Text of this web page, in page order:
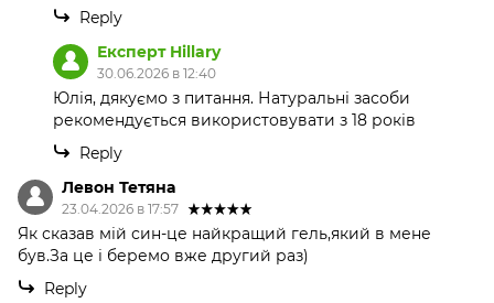
Reply
Експерт Hillary
30.06.2026 в 12:40
Юлія, дякуємо з питання. Натуральні засоби
рекомендується використовувати з 18 років
Reply
Левон Тетяна
23.04.2026 в 17:57
Як сказав мій син-це найкращий гель,який в мене
був.За це і беремо вже другий раз)
Reply